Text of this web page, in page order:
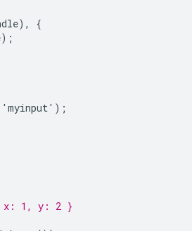
),
{
);
' myinput' );
x: 1, y: 2 }